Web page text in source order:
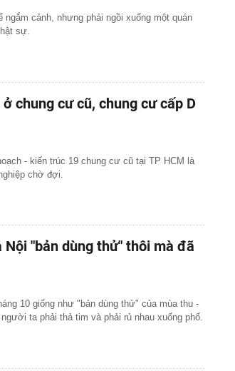
mang ra giúp con: Một quyết
năm
dẫn, chậm đưa vào khai
con thứ 4 cho chồng tổng
từ ngày 14/8
bàn ăn ngoài trời? Mục đích
‘thay da đổi thịt’ ra
gì về vai trò của Better
sáng tạo quốc gia?
ương tăng lãi suất trong
ngắm cảnh, nhưng phải ngồi xuống một quán
sự.
chung cư cũ, chung cư cấp D
- kiến trúc 19 chung cư cũ tại TP HCM là
chờ đợi.
Nội "bản dùng thử" thôi mà đã
10 giống như "bản dùng thử" của mùa thu -
ta phải thả tim và phải rủ nhau xuống phố.